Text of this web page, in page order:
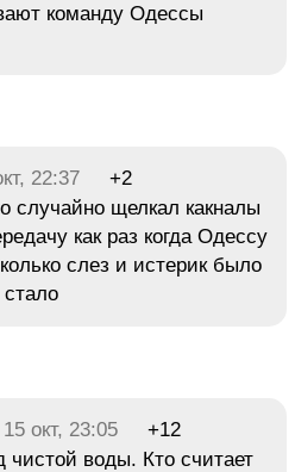
команду Одессы
22:37
+2
случайно щелкал какналы
как раз когда Одессу
слез и истерик было
15 окт, 23:05
+12
чистой воды. Кто считает